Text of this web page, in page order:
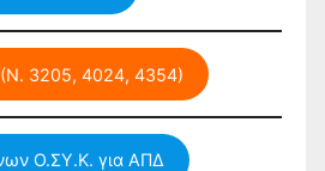
(Ν. 3205, 4024, 4354)
Ο.ΣΥ.Κ. για ΑΠΔ